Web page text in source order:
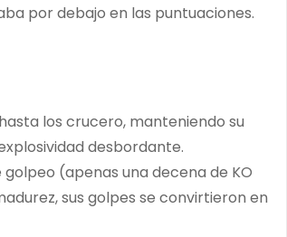
por debajo en las puntuaciones.
los crucero, manteniendo su
desbordante.
(apenas una decena de KO
sus golpes se convirtieron en